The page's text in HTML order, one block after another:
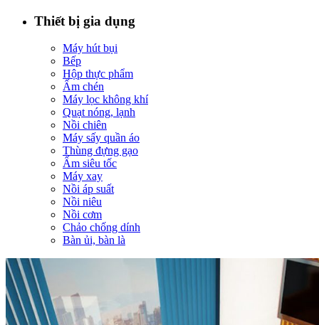
Thiết bị gia dụng
Máy hút bụi
Bếp
Hộp thực phẩm
Ấm chén
Máy lọc không khí
Quạt nóng, lạnh
Nồi chiên
Máy sấy quần áo
Thùng đựng gạo
Ấm siêu tốc
Máy xay
Nồi áp suất
Nồi niêu
Nồi cơm
Chảo chống dính
Bàn ủi, bàn là